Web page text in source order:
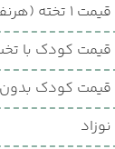
قیمت 1 تخته (هرنفر)
قیمت کودک با
قیمت کودک
نوزاد